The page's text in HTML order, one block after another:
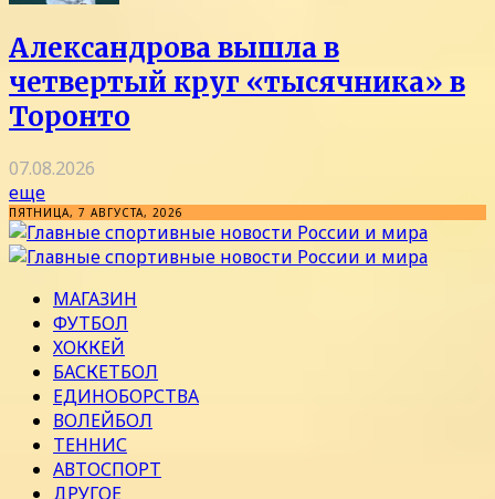
Александрова вышла в
четвертый круг «тысячника» в
Торонто
07.08.2026
еще
ПЯТНИЦА, 7 АВГУСТА, 2026
МАГАЗИН
ФУТБОЛ
ХОККЕЙ
БАСКЕТБОЛ
ЕДИНОБОРСТВА
ВОЛЕЙБОЛ
ТЕННИС
АВТОСПОРТ
ДРУГОЕ